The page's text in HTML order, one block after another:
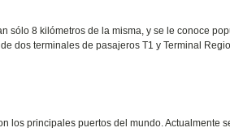
sólo 8 kilómetros de la misma, y se le conoce
dos terminales de pasajeros T1 y Terminal
los principales puertos del mundo. Actualmente